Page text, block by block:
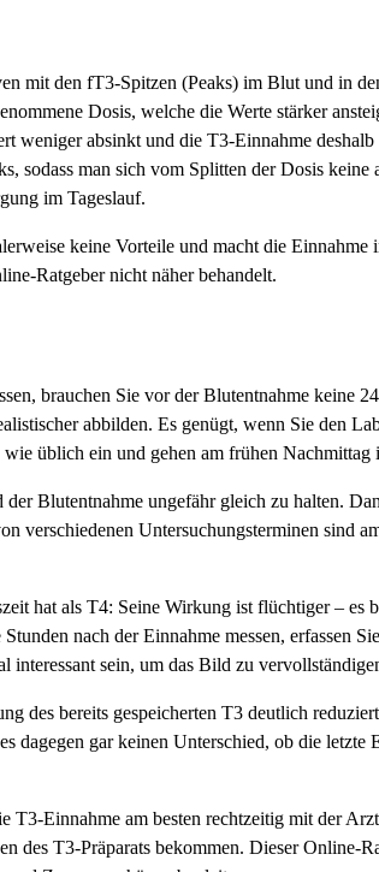
mit den fT3-Spitzen (Peaks) im Blut und in
Dosis, welche die Werte stärker
weniger absinkt und die T3-Einnahme
sodass man sich vom Splitten der Dosis
im Tageslauf.
keine Vorteile und macht die Einnahme
Ratgeber nicht näher behandelt.
brauchen Sie vor der Blutentnahme keine
abbilden. Es genügt, wenn Sie den
üblich ein und gehen am frühen Nachmittag
Blutentnahme ungefähr gleich zu halten.
Untersuchungsterminen sind
hat als T4: Seine Wirkung ist flüchtiger – es
nach der Einnahme messen, erfassen
interessant sein, um das Bild zu
des bereits gespeicherten T3 deutlich
dagegen gar keinen Unterschied, ob die letzte
T3-Einnahme am besten rechtzeitig mit der
des T3-Präparats bekommen. Dieser Online-